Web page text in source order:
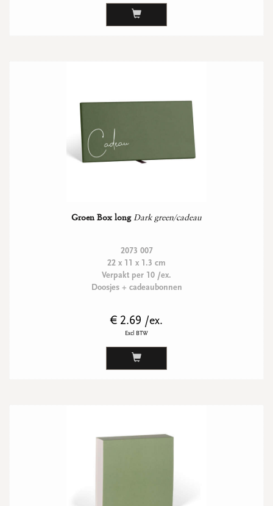
Groen Box long Dark green/cadeau
2073 007
22 x 11 x 1.3 cm
Verpakt per 10 /ex.
Doosjes + cadeaubonnen
€ 2.69 /ex.
Excl BTW